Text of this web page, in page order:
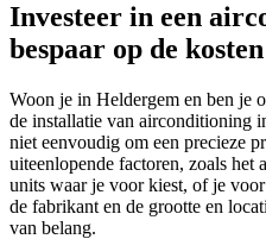
Investeer in een
bespaar op de kosten
Woon je in Heldergem en ben je
de installatie van airconditioning
niet eenvoudig om een precieze
uiteenlopende factoren, zoals het
units waar je voor kiest, of je
de fabrikant en de grootte en
van belang.